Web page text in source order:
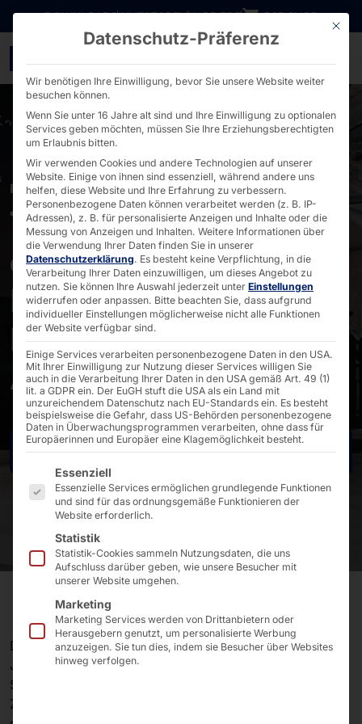
Direkt zum Inhalt wechseln
DOWNLOADSINVESTORENKARRIERE B2B SHOP
POLYTOUCH® PASSPORT 32
10 Jahre Selfservice
auf der Überholspur -
Interview mit
Produktentwickler Jan
Altes
Kontakt
Der POLYTOUCH® PASSPORT 32steht für ein
Jahrzehnt Erfolgsgeschichte auf dem Markt digitaler
Selfservice-Technologie. Seit
Zoll Kiosksystem mit seiner Flexibilität, seinem
Mit
Datenschutz-Präferenz
Wir benötigen Ihre Einwilligung, bevor Sie unsere Website weiter
besuchen können.
Wenn Sie unter 16 Jahre alt sind und Ihre Einwilligung zu optionalen
Services geben möchten, müssen Sie Ihre Erziehungsberechtigten
um Erlaubnis bitten.
Wir verwenden Cookies und andere Technologien auf unserer
Website. Einige von ihnen sind essenziell, während andere uns
helfen, diese Website und Ihre Erfahrung zu verbessern.
Personenbezogene Daten können verarbeitet werden (z. B. IP-
Adressen), z. B. für personalisierte Anzeigen und Inhalte oder die
Messung von Anzeigen und Inhalten. Weitere Informationen über
die Verwendung Ihrer Daten finden Sie in unserer
Datenschutzerklärung. Es besteht keine Verpflichtung, in die
Verarbeitung Ihrer Daten einzuwilligen, um dieses Angebot zu
nutzen. Sie können Ihre Auswahl jederzeit unter Einstellungen
widerrufen oder anpassen. Bitte beachten Sie, dass aufgrund
individueller Einstellungen möglicherweise nicht alle Funktionen
der Website verfügbar sind.
Einige Services verarbeiten personenbezogene Daten in den USA.
Mit Ihrer Einwilligung zur Nutzung dieser Services willigen Sie
auch in die Verarbeitung Ihrer Daten in den USA gemäß Art. 49 (1)
lit. a GDPR ein. Der EuGH stuft die USA als ein Land mit
unzureichendem Datenschutz nach EU-Standards ein. Es besteht
beispielsweise die Gefahr, dass US-Behörden personenbezogene
Daten in Überwachungsprogrammen verarbeiten, ohne dass für
Europäerinnen und Europäer eine Klagemöglichkeit besteht.
Es folgt eine Liste der Service-Gruppen, für die eine
Essenziell
Essenzielle Services ermöglichen grundlegende Funktionen
und sind für das ordnungsgemäße Funktionieren der
Website erforderlich.
Statistik
Statistik-Cookies sammeln Nutzungsdaten, die uns
Aufschluss darüber geben, wie unsere Besucher mit
unserer Website umgehen.
Marketing
Marketing Services werden von Drittanbietern oder
Herausgebern genutzt, um personalisierte Werbung
anzuzeigen. Sie tun dies, indem sie Besucher über Websites
hinweg verfolgen.